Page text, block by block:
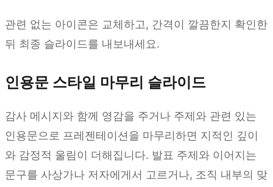
관련 없는 아이콘은 교체하고, 간격이 깔끔한지 확인한
뒤 최종 슬라이드를 내보내세요.
인용문 스타일 마무리 슬라이드
감사 메시지와 함께 영감을 주거나 주제와 관련 있는
인용문으로 프레젠테이션을 마무리하면 지적인 깊이
와 감정적 울림이 더해집니다. 발표 주제와 이어지는
문구를 사상가나 저자에게서 고르거나, 조직 내부의 맞